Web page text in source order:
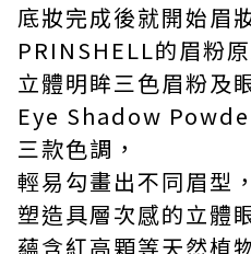
底妝完成後就開始眉
PRINSHELL的眉粉
立體明眸三色眉粉及
Eye Shadow
三款色調，
輕易勾畫出不同眉型
塑造具層次感的立體
蘊含紅高顆等天然植